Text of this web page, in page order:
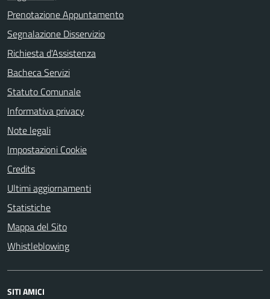
Prenotazione Appuntamento
Segnalazione Disservizio
Richiesta d'Assistenza
Bacheca Servizi
Statuto Comunale
Informativa privacy
Note legali
Impostazioni Cookie
Credits
Ultimi aggiornamenti
Statistiche
Mappa del Sito
Whistleblowing
SITI AMICI